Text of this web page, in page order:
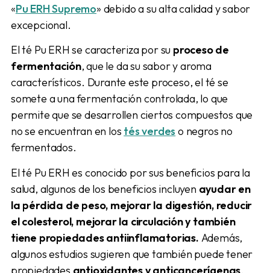
«Pu ERH Supremo» debido a su alta calidad y sabor
excepcional.
El té Pu ERH se caracteriza por su proceso de
fermentación, que le da su sabor y aroma
característicos. Durante este proceso, el té se
somete a una fermentación controlada, lo que
permite que se desarrollen ciertos compuestos que
no se encuentran en los tés verdes o negros no
fermentados.
El té Pu ERH es conocido por sus beneficios para la
salud, algunos de los beneficios incluyen ayudar en
la pérdida de peso, mejorar la digestión, reducir
el colesterol, mejorar la circulación y también
tiene propiedades antiinflamatorias. Además,
algunos estudios sugieren que también puede tener
propiedades antioxidantes y anticancerígenas